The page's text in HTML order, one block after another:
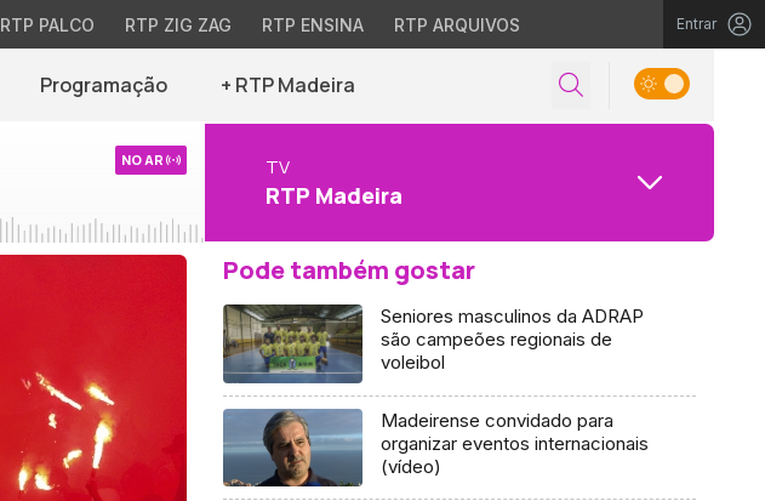
RTP PALCO RTP ZIG ZAG RTP ENSINA RTP ARQUIVOS Entrar
Programação + RTP Madeira
NO AR TV
RTP Madeira
Pode também gostar
Seniores masculinos da ADRAP
são campeões regionais de
voleibol
Madeirense convidado para
organizar eventos internacionais
(vídeo)